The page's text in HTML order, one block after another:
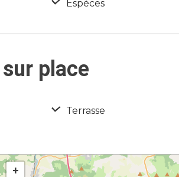
Espèces
place
Terrasse
+